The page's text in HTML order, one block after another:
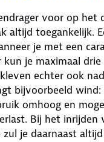
voor op het
altijd toegankelijk.
je met een
kun je maximaal
echter ook
bijvoorbeeld
omhoog en
Bij het inrijden
zul je daarnaast